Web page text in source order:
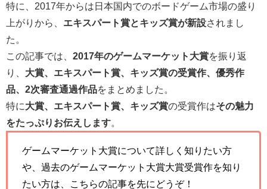
特に、2017年からは日本国内でのボードゲーム市場の盛り
上がりから、
エキスパート賞とキッズ賞が新設されまし
た。
この記事では、 2017年のゲームマーケット大賞を振り返
り、 大賞、エキスパート賞、キッズ賞の受賞作、優秀作
品、2次審査通過作品をまとめました。
特に大賞、エキスパート賞、キッズ賞の受賞作はその魅力
をたっぷりお伝えします
ゲームマーケット大賞について詳しく知りたい方
や、過去のゲームマーケット大賞大賞受賞作を知り
たい方は、こちらの記事を先にどうぞ！